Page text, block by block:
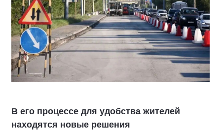
В его процессе для удобства жителей
находятся новые решения